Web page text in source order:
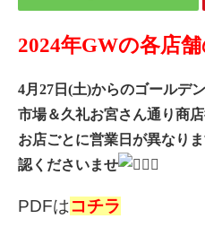
2024年GWの各店
4月27日(土)からのゴールデ
市場＆久礼お宮さん通り商店
お店ごとに営業日が異なり
認くださいませ
PDFはコチラ